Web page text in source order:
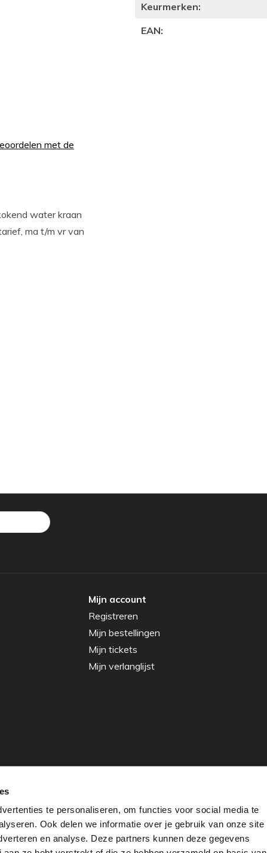
te personaliseren, om functies voor social media te
Ook delen we informatie over je gebruik van onze site
en analyse. Deze partners kunnen deze gegevens
met de
water kraan
ma t/m vr van
Keurmerken:
EAN:
Mijn account
Registreren
Mijn bestellingen
Mijn tickets
Mijn verlanglijst